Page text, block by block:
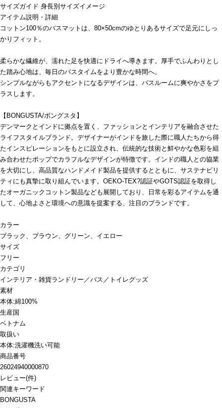
サイズガイド 身長別サイズイメージ
アイテム説明・詳細
コットン100％のバスマットは、80×50cmのゆとりあるサイズで足元にしっ
かりフィット。
柔らかな繊維が、濡れた足を快適にドライへ導きます。厚手でふんわりとし
た踏み心地は、毎日のバスタイムをより豊かな時間へ。
シンプルながらもアクセントになるデザインは、バスルームに爽やかさをプ
ラスします。
【BONGUSTA/ボングスタ】
デンマークとインドに拠点を置く、ファッションとインテリアを融合させた
ライフスタイルブランド。デザイナーがインドを旅した際に職人たちから得
たインスピレーションをもとに設立され、伝統的な技術と鮮やかな色彩を組
み合わせたポップでカラフルなデザインが特徴です。インドの職人との協業
を大切にし、高品質なハンドメイド製品を提供するとともに、サステナビリ
ティにも真摯に取り組んでいます。OEKO-TEX?認証やGOTS認証を取得し
たオーガニックコットン製品なども展開しており、日常を彩るアイテムを通
して、心地よさと環境への意識を提案する、注目のブランドです。
カラー
ブラック、ブラウン、グリーン、イエロー
サイズ
フリー
カテゴリ
インテリア・雑貨ランドリー／バス／トイレグッズ
素材
本体:綿100%
生産国
ベトナム
取扱い
本体:洗濯機洗い可能
商品番号
26024940000870
レビュー(件)
関連キーワード
BONGUSTA